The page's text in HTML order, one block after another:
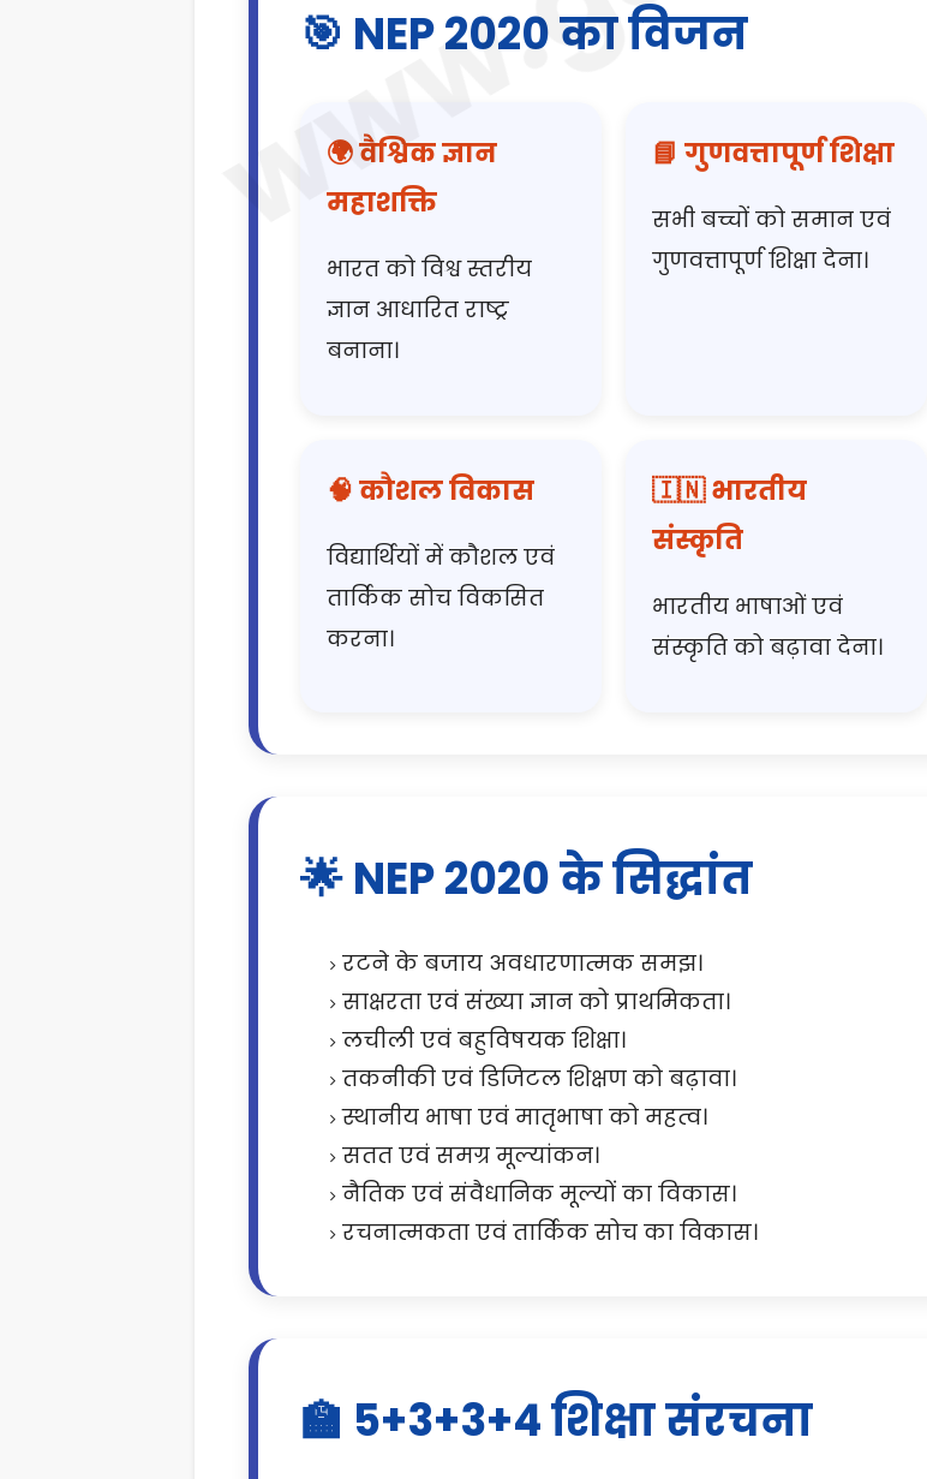
🎯 NEP 2020 का विजन
🌍 वैश्विक ज्ञान
महाशक्ति
भारत को विश्व स्तरीय
ज्ञान आधारित राष्ट्र
बनाना।
📘 गुणवत्तापूर्ण शिक्षा
सभी बच्चों को समान एवं
गुणवत्तापूर्ण शिक्षा देना।
🧠 कौशल विकास
विद्यार्थियों में कौशल एवं
तार्किक सोच विकसित
करना।
🇮🇳 भारतीय
संस्कृति
भारतीय भाषाओं एवं
संस्कृति को बढ़ावा देना।
🌟 NEP 2020 के सिद्धांत
रटने के बजाय अवधारणात्मक समझ।
साक्षरता एवं संख्या ज्ञान को प्राथमिकता।
लचीली एवं बहुविषयक शिक्षा।
तकनीकी एवं डिजिटल शिक्षण को बढ़ावा।
स्थानीय भाषा एवं मातृभाषा को महत्व।
सतत एवं समग्र मूल्यांकन।
नैतिक एवं संवैधानिक मूल्यों का विकास।
रचनात्मकता एवं तार्किक सोच का विकास।
🏫 5+3+3+4 शिक्षा संरचना